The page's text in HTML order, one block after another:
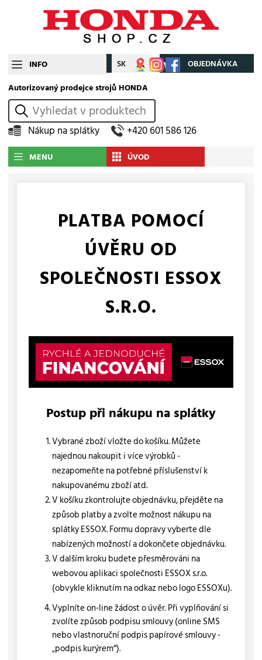
INFO CZ SK Můj účet OBJEDNÁVKA
Autorizovaný prodejce strojů HONDA
vyhledat
Nákup na splátky +420 601 586 126
MENU ÚVOD
PLATBA POMOCÍ
ÚVĚRU OD
SPOLEČNOSTI ESSOX
S.R.O.
Postup při nákupu na splátky
Vybrané zboží vložte do košíku. Můžete
najednou nakoupit i více výrobků -
nezapomeňte na potřebné příslušenství k
nakupovanému zboží atd.
V košíku zkontrolujte objednávku, přejděte na
způsob platby a zvolte možnost nákupu na
splátky ESSOX. Formu dopravy vyberte dle
nabízených možností a dokončete objednávku.
V dalším kroku budete přesměrováni na
webovou aplikaci společnosti ESSOX s.r.o.
(obvykle kliknutím na odkaz nebo logo ESSOXu).
Vyplníte on-line žádost o úvěr. Při vyplňování si
zvolíte způsob podpisu smlouvy (online SMS
nebo vlastnoruční podpis papírové smlouvy -
„podpis kurýrem“).